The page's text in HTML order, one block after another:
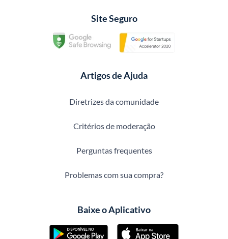
Site Seguro
Artigos de Ajuda
Diretrizes da comunidade
Critérios de moderação
Perguntas frequentes
Problemas com sua compra?
Baixe o Aplicativo